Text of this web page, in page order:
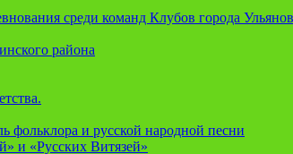
среди команд Клубов города
района
фольклора и русской народной песни
и «Русских Витязей»